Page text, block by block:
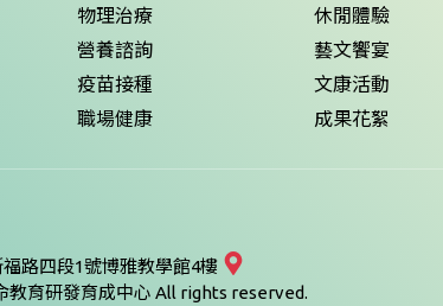
物理治療
營養諮詢
疫苗接種
職場健康
休閒體驗
藝文饗宴
文康活動
成果花絮
路四段1號博雅教學館4樓
教育研發育成中心 All rights reserved.